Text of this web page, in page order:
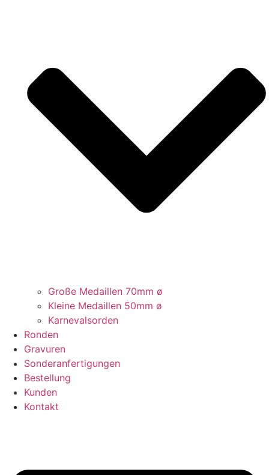
Große Medaillen 70mm ø
Kleine Medaillen 50mm ø
Karnevalsorden
Ronden
Gravuren
Sonderanfertigungen
Bestellung
Kunden
Kontakt